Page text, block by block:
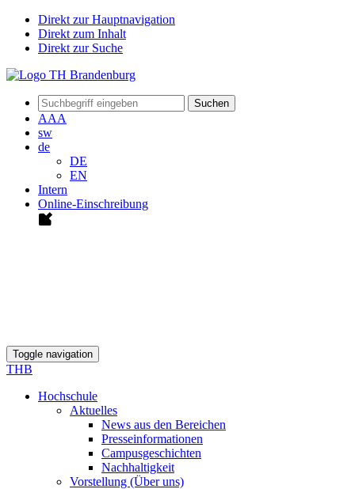
Direkt zur Hauptnavigation
Direkt zum Inhalt
Direkt zur Suche
Suchen
AAA
sw
de
DE
EN
Intern
Online-Einschreibung
Toggle navigation
THB
Hochschule
Aktuelles
News aus den Bereichen
Presseinformationen
Campusgeschichten
Nachhaltigkeit
Vorstellung (Über uns)